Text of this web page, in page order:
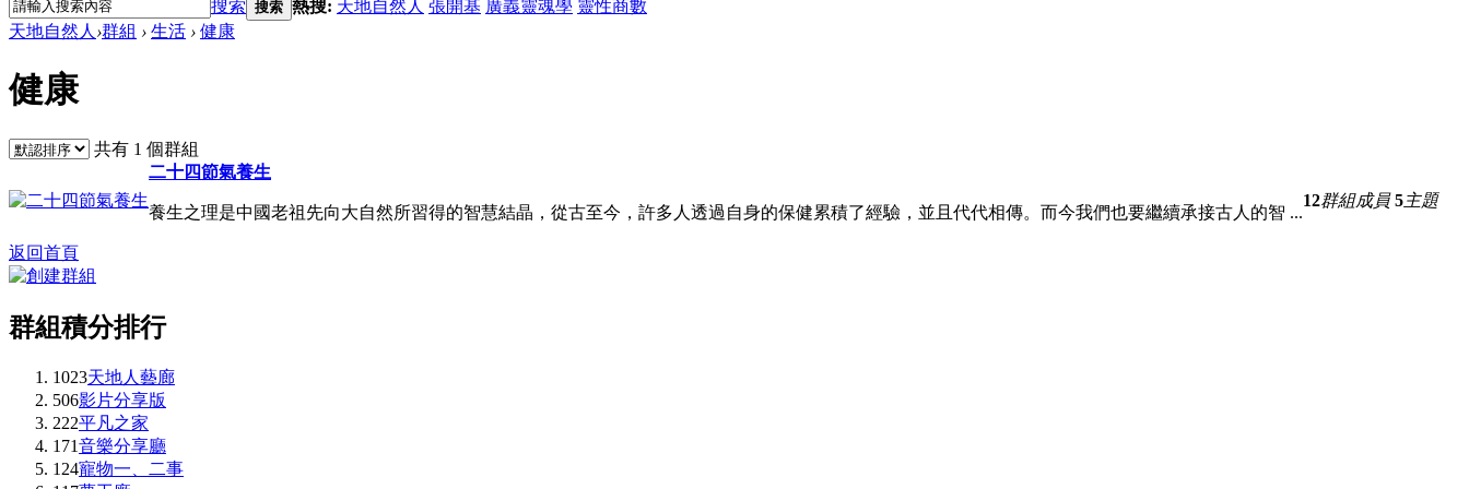
搜索 搜索 熱搜: 天地自然人 張開基 廣義靈魂學 靈性商數
天地自然人 ›群組 › 生活 › 健康
健康
共有 1 個群組
二十四節氣養生
養生之理是中國老祖先向大自然所習得的智慧結晶，從古至今，許多人透過自身的保健累積了經驗，並且代代相傳。而今我們也要繼續承接古人的智 ...
12群組成員 5主題
返回首頁
群組積分排行
1023天地人藝廊
506影片分享版
222平凡之家
171音樂分享廳
124寵物一、二事